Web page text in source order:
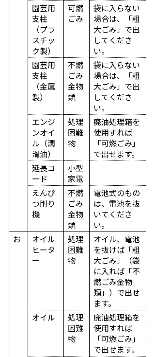
園芸用
支柱
（プラ
スチッ
ク製）
可燃
ごみ
袋に入らない
場合は、「粗
大ごみ」で出
してくださ
い。
園芸用
支柱
（金属
製）
不燃
ごみ
金物
類
袋に入らない
場合は、「粗
大ごみ」で出
してくださ
い。
エンジ
ンオイ
ル（潤
滑油）
処理
困難
物
廃油処理箱を
使用すれば
「可燃ごみ」
で出せます。
延長コ
ード
小型
家電
えんぴ
つ削り
機
不燃
ごみ
金物
類
電池式のもの
は、電池を抜
いてくださ
い。
お
オイル
ヒータ
ー
処理
困難
物
オイル、電池
を抜けば「粗
大ごみ」（袋
に入れば「不
燃ごみ金物
類」）で出せ
ます。
オイル
処理
困難
物
廃油処理箱を
使用すれば
「可燃ごみ」
で出せます。